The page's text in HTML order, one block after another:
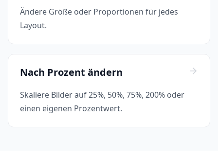
Ändere Größe oder Proportionen für jedes
Layout.
Nach Prozent ändern
Skaliere Bilder auf 25%, 50%, 75%, 200% oder
einen eigenen Prozentwert.